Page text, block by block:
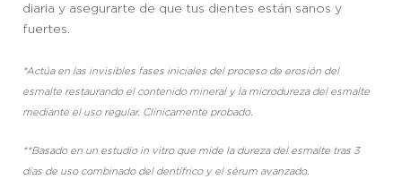
diaria y asegurarte de que tus dientes están sanos y
fuertes.
*Actúa en las invisibles fases iniciales del proceso de erosión del
esmalte restaurando el contenido mineral y la microdureza del esmalte
mediante el uso regular. Clínicamente probado.
**Basado en un estudio in vitro que mide la dureza del esmalte tras 3
días de uso combinado del dentífrico y el sérum avanzado.